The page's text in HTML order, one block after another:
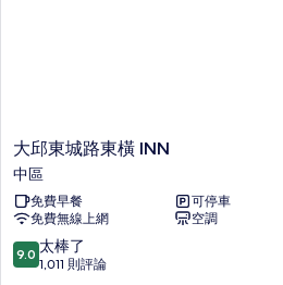
大
邱
東
城
路
東
橫
大邱東城路東橫 INN
中區
免費早餐
可停車
免費無線上網
空調
9.0
分，
9.0 太棒了
1,011 則評論